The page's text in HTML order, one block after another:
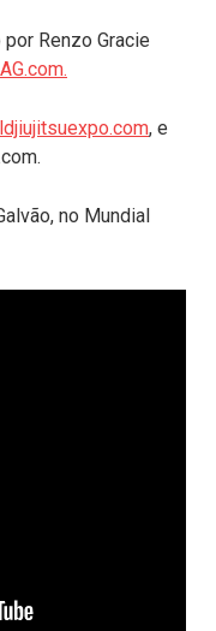
Renzo Gracie
, e
no Mundial